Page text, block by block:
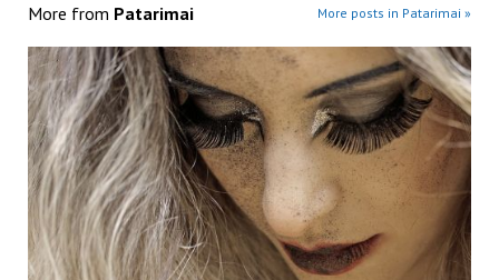
More from Patarimai More posts in Patarimai »